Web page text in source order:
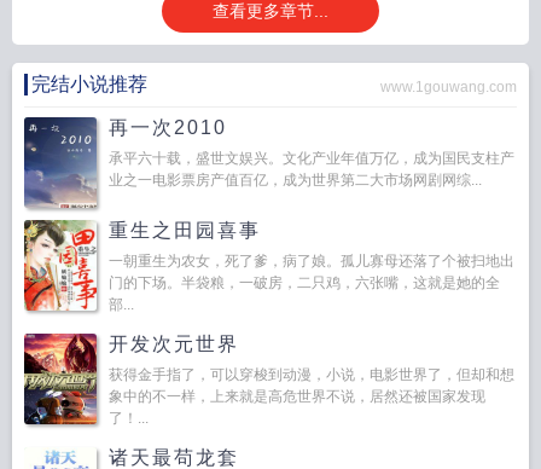
查看更多章节...
完结小说推荐 www.1gouwang.com
再一次2010
承平六十载，盛世文娱兴。文化产业年值万亿，成为国民支柱产
业之一电影票房产值百亿，成为世界第二大市场网剧网综...
重生之田园喜事
一朝重生为农女，死了爹，病了娘。孤儿寡母还落了个被扫地出
门的下场。半袋粮，一破房，二只鸡，六张嘴，这就是她的全
部...
开发次元世界
获得金手指了，可以穿梭到动漫，小说，电影世界了，但却和想
象中的不一样，上来就是高危世界不说，居然还被国家发现
了！...
诸天最苟龙套